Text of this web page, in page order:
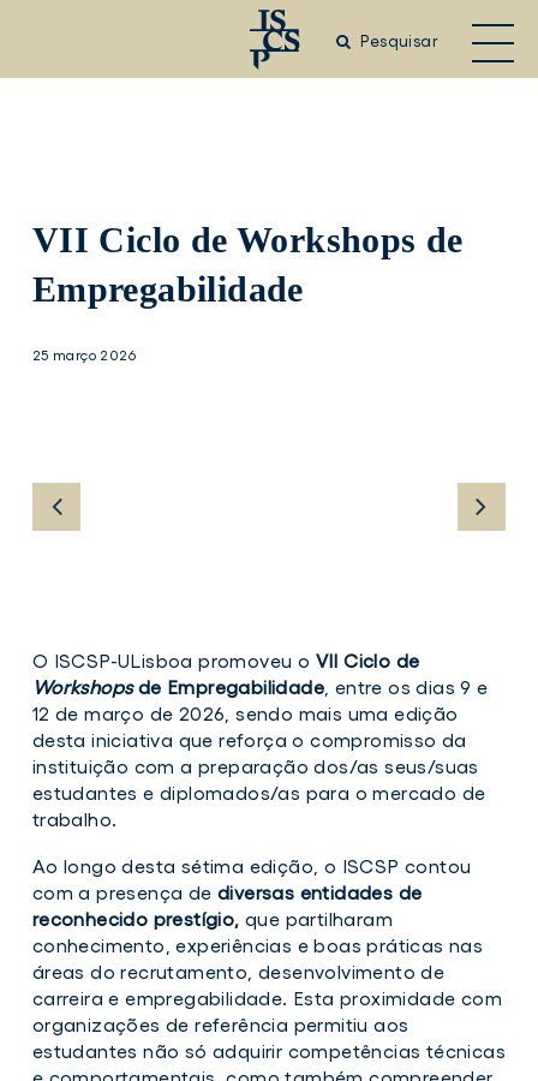
Pesquisar
VII Ciclo de Workshops de
Empregabilidade
25 março 2026
O ISCSP-ULisboa promoveu o VII Ciclo de
Workshopsde Empregabilidade , entre os dias 9 e
12 de março de 2026, sendo mais uma edição
desta iniciativa que reforça o compromisso da
instituição com a preparação dos/as seus/suas
estudantes e diplomados/as para o mercado de
trabalho.
Ao longo desta sétima edição, o ISCSP contou
com a presença dediversas entidades de
reconhecido prestígio,que partilharam
conhecimento, experiências e boas práticas nas
áreas do recrutamento, desenvolvimento de
carreira e empregabilidade. Esta proximidade com
organizações de referência permitiu aos
estudantes não só adquirir competências técnicas